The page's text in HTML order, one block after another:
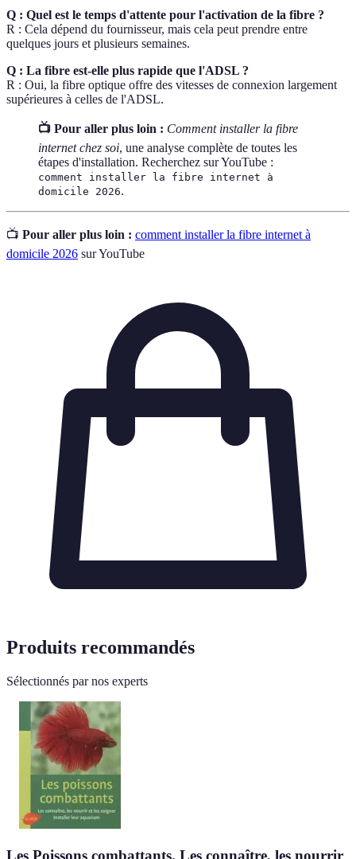
Q : Quel est le temps d'attente pour l'activation de la fibre ?
R : Cela dépend du fournisseur, mais cela peut prendre entre
quelques jours et plusieurs semaines.
Q : La fibre est-elle plus rapide que l'ADSL ?
R : Oui, la fibre optique offre des vitesses de connexion largement
supérieures à celles de l'ADSL.
📺 Pour aller plus loin : Comment installer la fibre
internet chez soi, une analyse complète de toutes les
étapes d'installation. Recherchez sur YouTube :
comment installer la fibre internet à
domicile 2026.
📺 Pour aller plus loin : comment installer la fibre internet à
domicile 2026 sur YouTube
Produits recommandés
Sélectionnés par nos experts
Les Poissons combattants. Les connaître, les nourrir